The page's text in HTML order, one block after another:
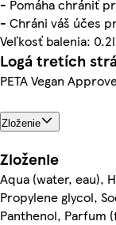
- Pomáha chrániť
- Chráni váš účes
Veľkosť balenia: 0.2l
Logá tretích
PETA Vegan
Zloženie
Zloženie
Aqua (water, eau),
Propylene glycol,
Panthenol, Parfum